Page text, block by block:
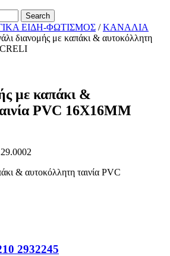
Search
ΕΙΔΗ-ΦΩΤΙΣΜΟΣ /ΚΑΝΑΛΙΑ
διανομής με καπάκι & αυτοκόλλητη
με καπάκι &
PVC 16Χ16MM
& αυτοκόλλητη ταινία PVC
2932245